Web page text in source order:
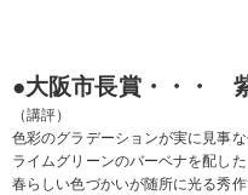
●大阪市長賞・・・
（講評）
色彩のグラデーションが実に見事な
ライムグリーンのバーベナを配し
春らしい色づかいが随所に光る秀作